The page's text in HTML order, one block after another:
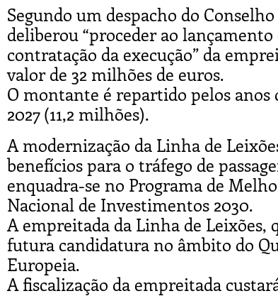
Segundo um despacho do
deliberou “proceder ao
contratação da execução” da
valor de 32 milhões de euros.
O montante é repartido pelos anos
2027 (11,2 milhões).
A modernização da Linha de
benefícios para o tráfego de
enquadra-se no Programa de
Nacional de Investimentos 2030.
A empreitada da Linha de Leixões,
futura candidatura no âmbito do
Europeia.
A fiscalização da empreitada